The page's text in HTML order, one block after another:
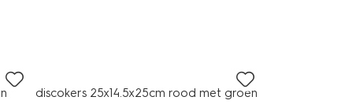
discokers 25x14.5x25cm rood met groen